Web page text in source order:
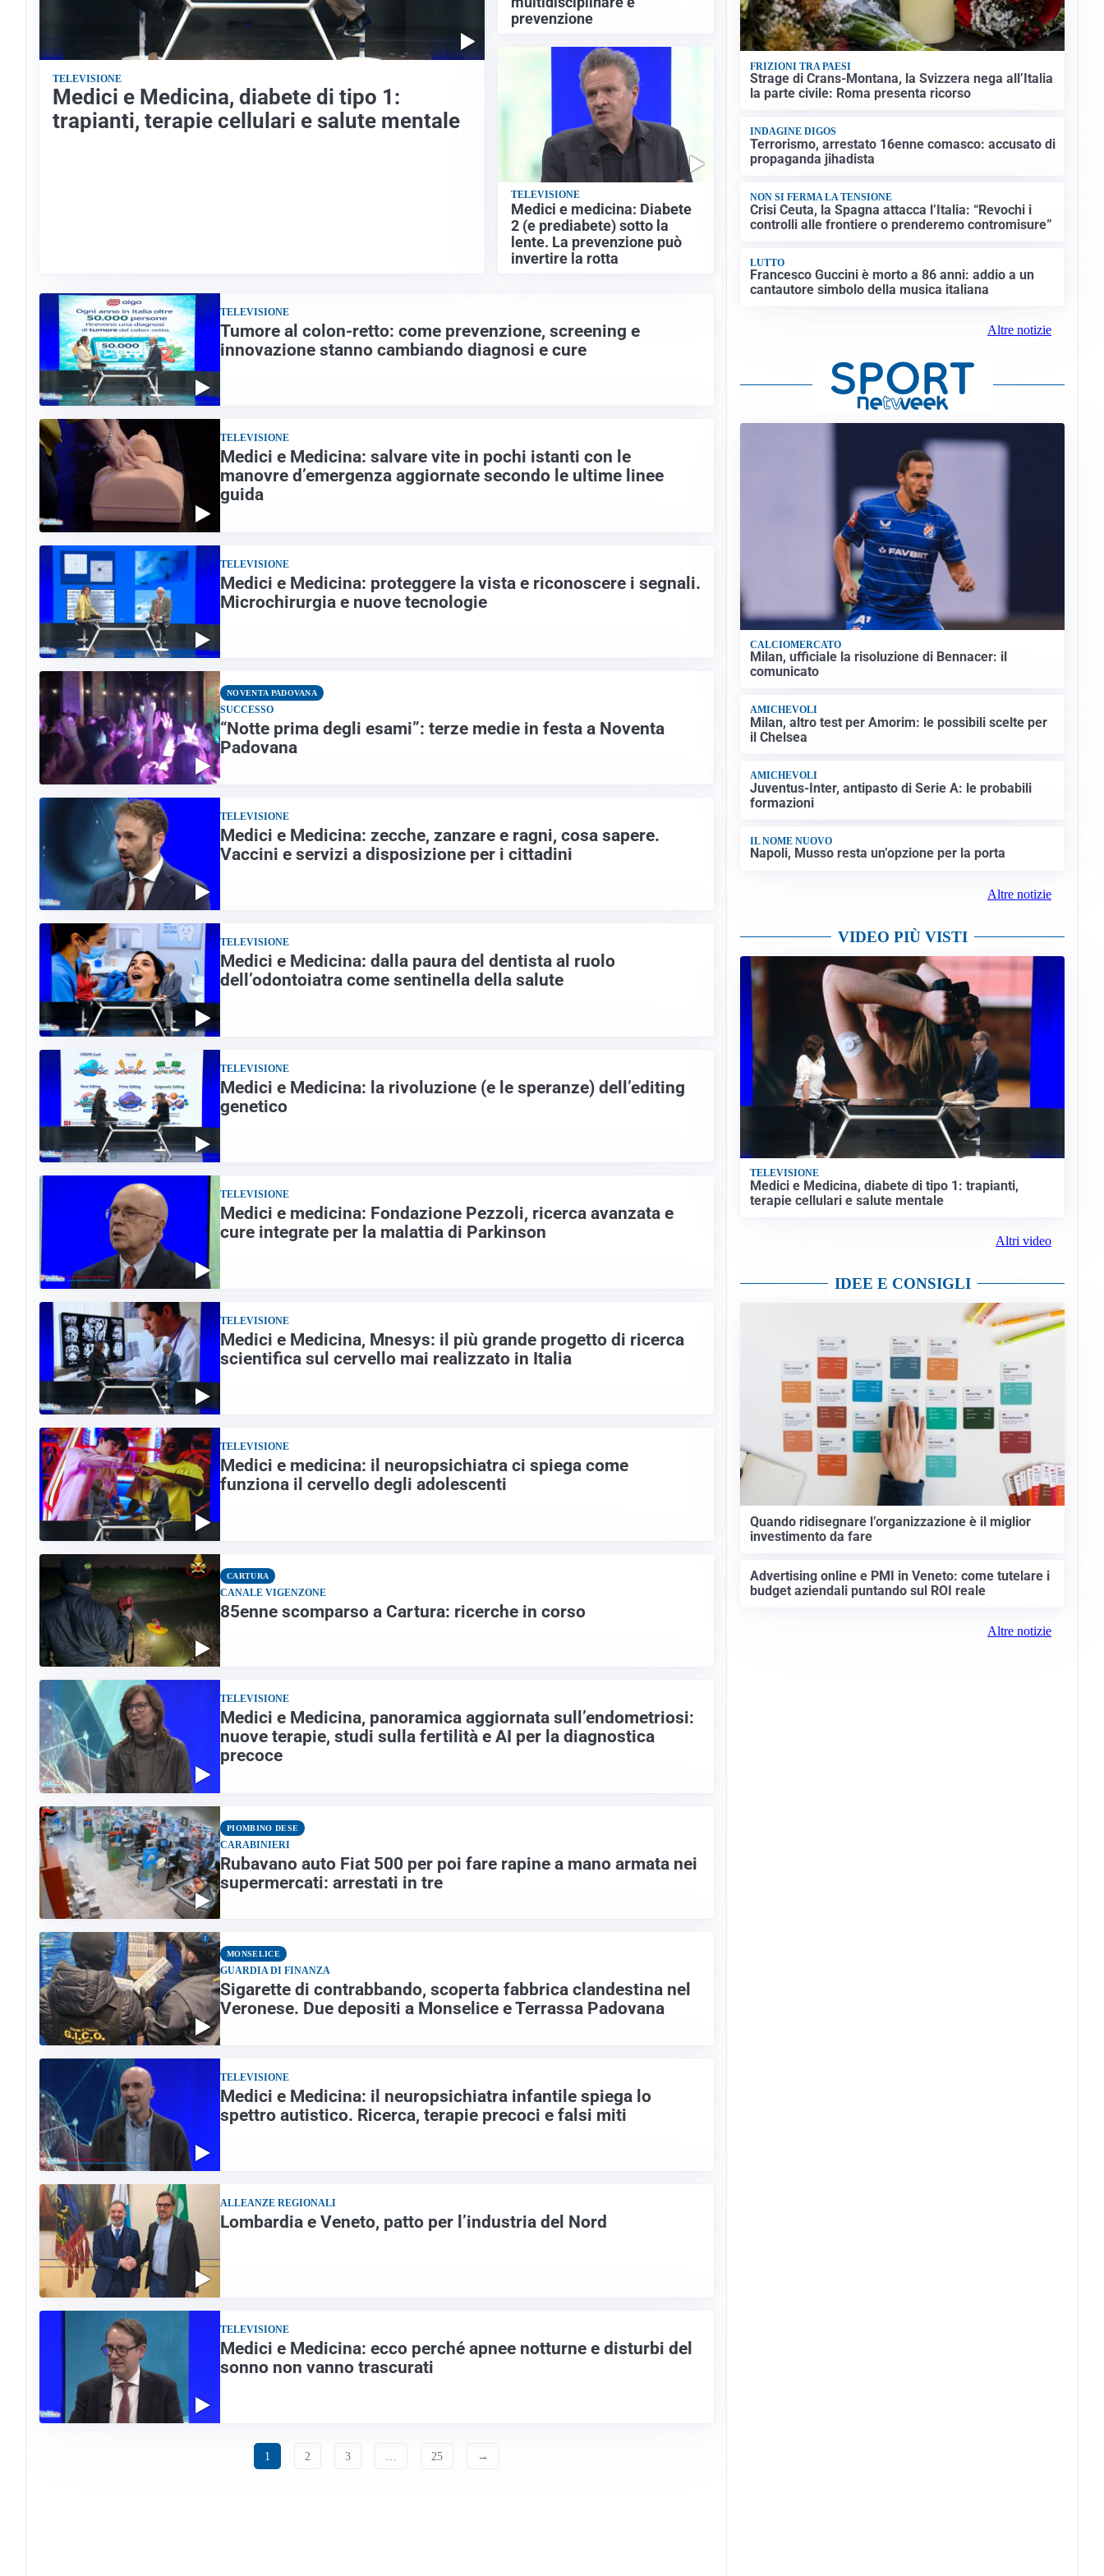
TELEVISIONE
Medici e Medicina, diabete di tipo 1:
trapianti, terapie cellulari e salute mentale
prevenzione
TELEVISIONE
Medici e medicina: Diabete
2 (e prediabete) sotto la
lente. La prevenzione può
invertire la rotta
TELEVISIONE
Tumore al colon-retto: come prevenzione, screening e
innovazione stanno cambiando diagnosi e cure
TELEVISIONE
Medici e Medicina: salvare vite in pochi istanti con le
manovre d’emergenza aggiornate secondo le ultime linee
guida
TELEVISIONE
Medici e Medicina: proteggere la vista e riconoscere i segnali.
Microchirurgia e nuove tecnologie
NOVENTA PADOVANA
SUCCESSO
“Notte prima degli esami”: terze medie in festa a Noventa
Padovana
TELEVISIONE
Medici e Medicina: zecche, zanzare e ragni, cosa sapere.
Vaccini e servizi a disposizione per i cittadini
TELEVISIONE
Medici e Medicina: dalla paura del dentista al ruolo
dell’odontoiatra come sentinella della salute
TELEVISIONE
Medici e Medicina: la rivoluzione (e le speranze) dell’editing
genetico
TELEVISIONE
Medici e medicina: Fondazione Pezzoli, ricerca avanzata e
cure integrate per la malattia di Parkinson
TELEVISIONE
Medici e Medicina, Mnesys: il più grande progetto di ricerca
scientifica sul cervello mai realizzato in Italia
TELEVISIONE
Medici e medicina: il neuropsichiatra ci spiega come
funziona il cervello degli adolescenti
CARTURA
CANALE VIGENZONE
85enne scomparso a Cartura: ricerche in corso
TELEVISIONE
Medici e Medicina, panoramica aggiornata sull’endometriosi:
nuove terapie, studi sulla fertilità e AI per la diagnostica
precoce
PIOMBINO DESE
CARABINIERI
Rubavano auto Fiat 500 per poi fare rapine a mano armata nei
supermercati: arrestati in tre
MONSELICE
GUARDIA DI FINANZA
Sigarette di contrabbando, scoperta fabbrica clandestina nel
Veronese. Due depositi a Monselice e Terrassa Padovana
TELEVISIONE
Medici e Medicina: il neuropsichiatra infantile spiega lo
spettro autistico. Ricerca, terapie precoci e falsi miti
ALLEANZE REGIONALI
Lombardia e Veneto, patto per l’industria del Nord
TELEVISIONE
Medici e Medicina: ecco perché apnee notturne e disturbi del
sonno non vanno trascurati
1 2 3 25 →
FRIZIONI TRA PAESI
Strage di Crans-Montana, la Svizzera nega all’Italia
la parte civile: Roma presenta ricorso
INDAGINE DIGOS
Terrorismo, arrestato 16enne comasco: accusato di
propaganda jihadista
NON SI FERMA LA TENSIONE
Crisi Ceuta, la Spagna attacca l’Italia: “Revochi i
controlli alle frontiere o prenderemo contromisure”
LUTTO
Francesco Guccini è morto a 86 anni: addio a un
cantautore simbolo della musica italiana
Altre notizie
CALCIOMERCATO
Milan, ufficiale la risoluzione di Bennacer: il
comunicato
AMICHEVOLI
Milan, altro test per Amorim: le possibili scelte per
il Chelsea
AMICHEVOLI
Juventus-Inter, antipasto di Serie A: le probabili
formazioni
IL NOME NUOVO
Napoli, Musso resta un’opzione per la porta
Altre notizie
VIDEO PIÙ VISTI
TELEVISIONE
Medici e Medicina, diabete di tipo 1: trapianti,
terapie cellulari e salute mentale
Altri video
IDEE E CONSIGLI
Quando ridisegnare l’organizzazione è il miglior
investimento da fare
Advertising online e PMI in Veneto: come tutelare i
budget aziendali puntando sul ROI reale
Altre notizie